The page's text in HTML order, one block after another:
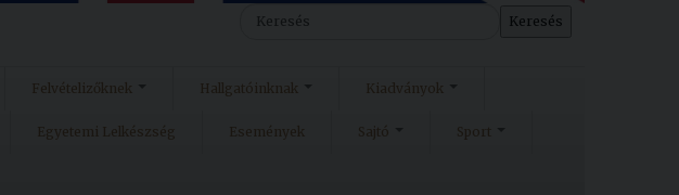
Keresés
Felvételizőknek Hallgatóinknak Kiadványok
Egyetemi Lelkészség Események Sajtó Sport